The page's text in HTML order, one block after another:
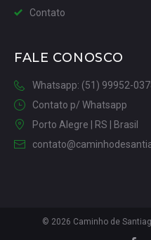
Contato
FALE CONOSCO
Whatsapp: (51) 99952-
Contato p/ Whatsapp
Porto Alegre | RS | Brasil
© 2026 Caminho de